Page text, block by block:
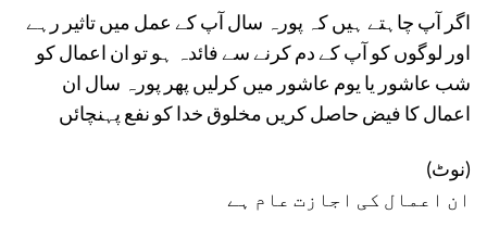
اگر آپ چاہتے ہیں کہ پورہ سال آپ کے عمل میں تاثیر رہے
اور لوگوں کو آپ کے دم کرنے سے فائدہ ہو تو ان اعمال کو
شب عاشور یا یوم عاشور میں کرلیں پھر پورہ سال ان
اعمال کا فیض حاصل کریں مخلوق خدا کو نفع پہنچائں
(نوٹ)
ان اعمال کی اجازت عام ہے